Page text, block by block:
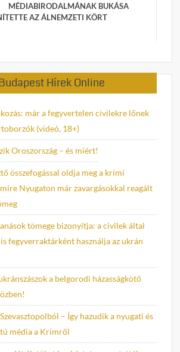
MÉDIABIRODALMÁNAK BUKÁSA
AZ ÁLNEMZETI KÖRT
Hírek Online
már a fegyvertelen civilekre lőnek
(videó, 18+)
Oroszország – és miért!
összefogással oldja meg a krími
Nyugaton már zavargásokkal reagált
tömege bizonyítja: a civilek által
fegyverraktárként használja az ukrán
a belgorodi házasságkötő
– Így hazudik a nyugati és
média a Krímről